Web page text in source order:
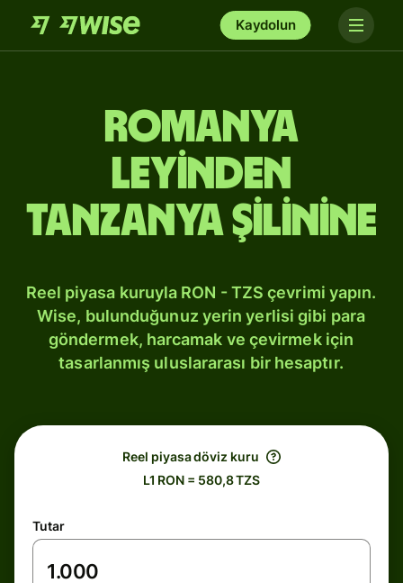
Kaydolun
Romanya
leyinden
Tanzanya şilinine
Reel piyasa kuruyla RON - TZS çevrimi yapın.
Wise, bulunduğunuz yerin yerlisi gibi para
göndermek, harcamak ve çevirmek için
tasarlanmış uluslararası bir hesaptır.
Reel piyasa döviz kuru
L1 RON = 580,8 TZS
Tutar